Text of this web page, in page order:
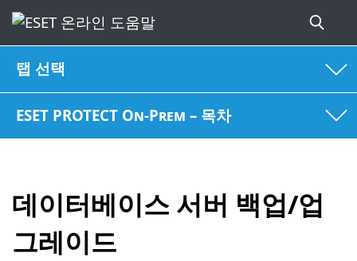
탭 선택
ESET PROTECT On-Prem – 목차
데이터베이스 서버 백업/업
그레이드